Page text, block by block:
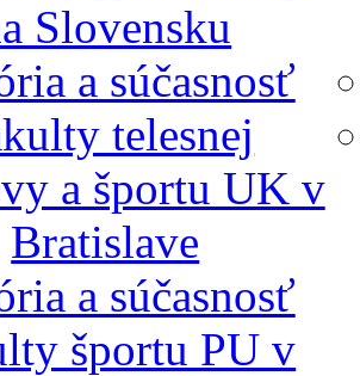
Slovensku
a súčasnosť
telesnej
a športu UK v
Bratislave
a súčasnosť
športu PU v